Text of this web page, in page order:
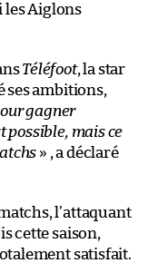
les Aiglons
Téléfoot, la star
ses ambitions,
gagner
possible, mais ce
» , a déclaré
l’attaquant
cette saison,
satisfait.